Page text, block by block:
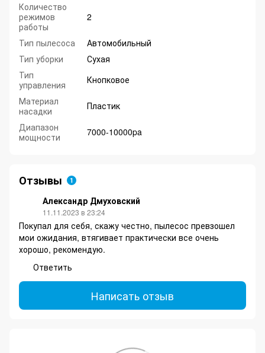
Количество
режимов
работы
2
Тип пылесоса
Автомобильный
Тип уборки
Сухая
Тип
управления
Кнопковое
Материал
насадки
Пластик
Диапазон
мощности
7000-10000pa
Отзывы 1
Александр Дмуховский
11.11.2023 в 23:24
Покупал для себя, скажу честно, пылесос превзошел
мои ожидания, втягивает практически все очень
хорошо, рекомендую.
Ответить
Написать отзыв